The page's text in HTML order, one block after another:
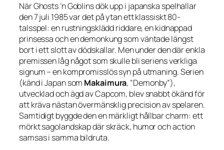
NärGhosts ’n Goblinsdök upp i japanska spelhallar
den 7 juli 1985 var det på ytan ett klassiskt 80-
talsspel: en rustningsklädd riddare, en kidnappad
prinsessa och en demonkung som väntade längst
bort i ett slott av dödskallar. Men under den där enkla
premissen låg något som skulle bli seriens verkliga
signum – en kompromisslös syn på utmaning. Serien
(känd i Japan som Makaimura, “Demonby”),
utvecklad och ägd av Capcom, blev snabbt ökänd för
att kräva nästan övermänsklig precision av spelaren.
Samtidigt byggde den en märkligt hållbar charm: ett
mörkt sagolandskap där skräck, humor och action
samsas i samma bildruta.